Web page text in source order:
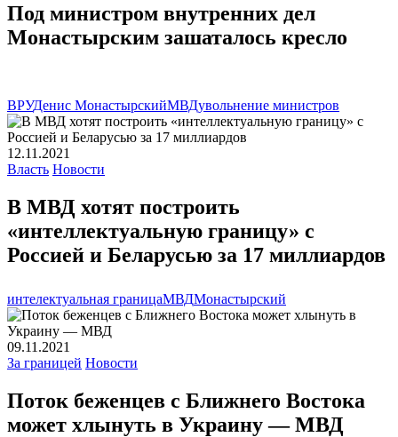
Под министром внутренних дел
Монастырским зашаталось кресло
ВРУДенис МонастырскийМВДувольнение министров
12.11.2021
Власть Новости
В МВД хотят построить
«интеллектуальную границу» с
Россией и Беларусью за 17 миллиардов
интелектуальная границаМВДМонастырский
09.11.2021
За границей Новости
Поток беженцев с Ближнего Востока
может хлынуть в Украину — МВД